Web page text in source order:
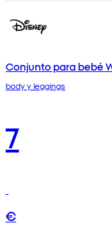
Conjunto para bebé
body y leggings
7
€